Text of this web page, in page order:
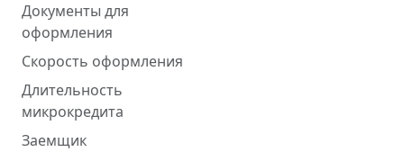
Документы для
оформления
Скорость оформления
Длительность
микрокредита
Заемщик